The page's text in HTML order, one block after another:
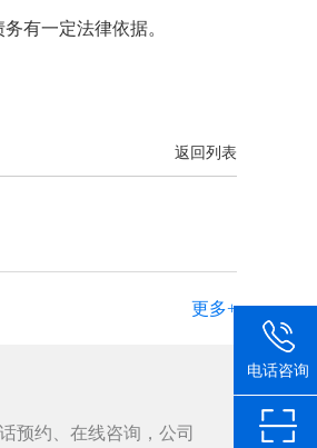
有一定法律依据。
返回列表
更多+
预约、在线咨询，公司
电话咨询